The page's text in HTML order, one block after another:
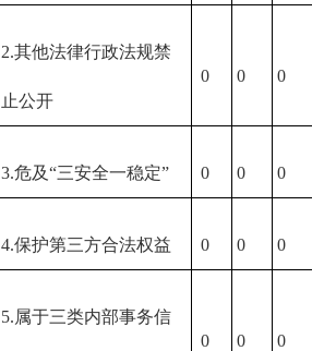
2.其他法律行政法规禁
止公开
0 0 0
3.危及“三安全一稳定” 0 0 0
4.保护第三方合法权益 0 0 0
5.属于三类内部事务信
0 0 0